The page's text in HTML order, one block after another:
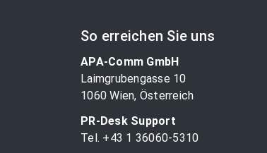
So erreichen Sie uns
APA-Comm GmbH
Laimgrubengasse 10
1060 Wien, Österreich
PR-Desk Support
Tel. +43 1 36060-5310